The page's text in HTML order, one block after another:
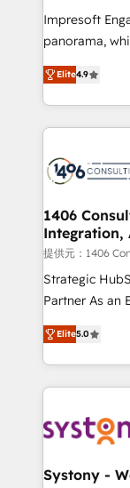
worked 400+
but
represent key
Impresoft
panorama,
putting
creating
people, processes
digital
marketing
allowing
the needs of the customer.
Group, a
companies
Competence
The synergies
together with
to accompany
transformation
Elite4.9
1406
Integration,
提供元：1406
Strategic
Partner As an Elite HubSpot Partner, 1406 Consulting
helps mid-
they sell,
HubSpot—we
to help you keep
Data &
Agent
Elite5.0
Systony -